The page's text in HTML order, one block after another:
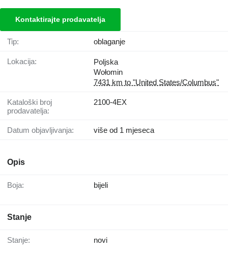
Kontaktirajte prodavatelja
Tip: oblaganje
Lokacija:
Poljska
Wołomin
7431 km to "United States/Columbus"
Kataloški broj
prodavatelja:
2100-4EX
Datum objavljivanja: više od 1 mjeseca
Opis
Boja: bijeli
Stanje
Stanje: novi